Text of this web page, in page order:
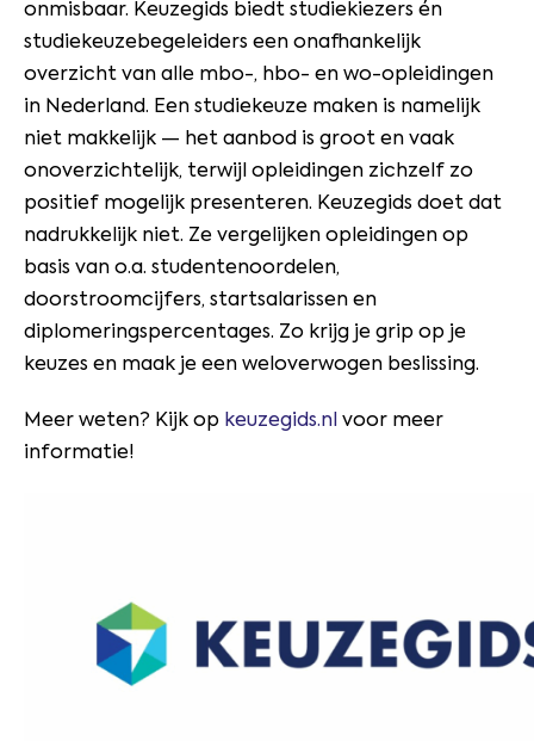
onmisbaar. Keuzegids biedt studiekiezers én
studiekeuzebegeleiders een onafhankelijk
overzicht van alle mbo-, hbo- en wo-opleidingen
in Nederland. Een studiekeuze maken is namelijk
niet makkelijk — het aanbod is groot en vaak
onoverzichtelijk, terwijl opleidingen zichzelf zo
positief mogelijk presenteren. Keuzegids doet dat
nadrukkelijk niet. Ze vergelijken opleidingen op
basis van o.a. studentenoordelen,
doorstroomcijfers, startsalarissen en
diplomeringspercentages. Zo krijg je grip op je
keuzes en maak je een weloverwogen beslissing.
Meer weten? Kijk op keuzegids.nl voor meer
informatie!